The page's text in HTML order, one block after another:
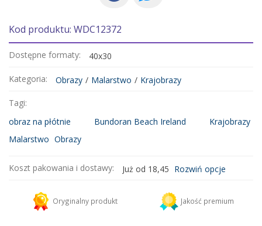
Kod produktu: WDC12372
Dostępne formaty: 40x30
Kategoria: Obrazy / Malarstwo / Krajobrazy
Tagi:
obraz na płótnie
Bundoran Beach Ireland
Krajobrazy
Malarstwo Obrazy
Koszt pakowania i dostawy: Już od 18,45 Rozwiń opcje
Kurier DHL
Dodaj więcej produktów do koszyka i zapłać za wysyłkę tylko raz!
Oryginalny produkt Jakość premium